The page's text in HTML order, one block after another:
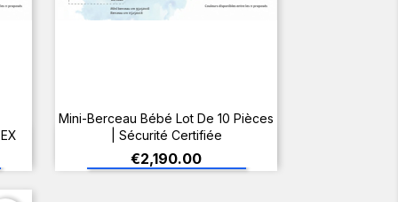
Mini-Berceau Bébé Lot De 10 Pièces
| Sécurité Certifiée
Price
€2,190.00
ADD TO CART